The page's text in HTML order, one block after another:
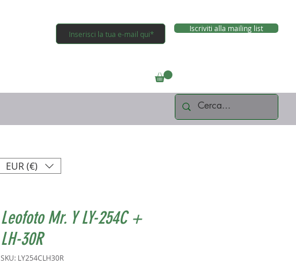
Iscriviti alla mailing list
Leofoto Mr. Y LY-254C +
LH-30R
SKU: LY254CLH30R
EUR (€)